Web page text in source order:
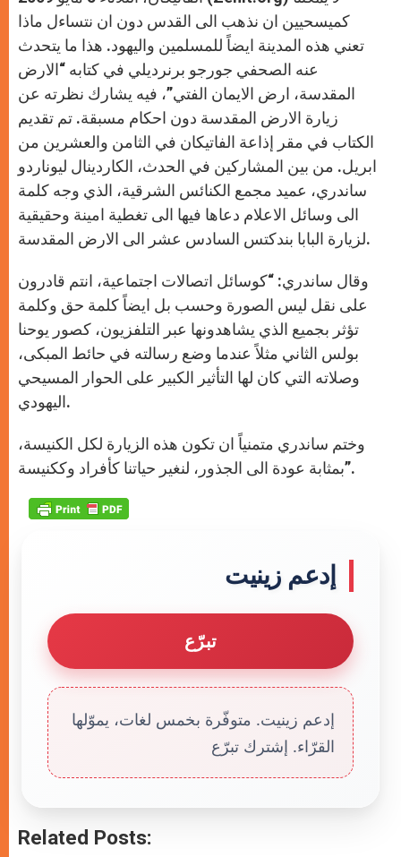
p e
r
k
كميسحيين ان نذهب الى القدس دون ان نتساءل ماذا
تعني هذه المدينة ايضاً للمسلمين واليهود. هذا ما يتحدث
عنه الصحفي جورجو برنرديلي في كتابه “الارض
المقدسة، ارض الايمان الفتي”، فيه يشارك نظرته عن
زيارة الارض المقدسة دون احكام مسبقة. تم تقديم
الكتاب في مقر إذاعة الفاتيكان في الثامن والعشرين من
ابريل. من بين المشاركين في الحدث، الكاردينال ليوناردو
ساندري، عميد مجمع الكنائس الشرقية، الذي وجه كلمة
الى وسائل الاعلام دعاها فيها الى تغطية امينة وحقيقية
لزيارة البابا بندكتس السادس عشر الى الارض المقدسة.
وقال ساندري: “كوسائل اتصالات اجتماعية، انتم قادرون
على نقل ليس الصورة وحسب بل ايضاً كلمة حق وكلمة
تؤثر بجميع الذي يشاهدونها عبر التلفزيون، كصور يوحنا
بولس الثاني مثلاً عندما وضع رسالته في حائط المبكى،
وصلاته التي كان لها التأثير الكبير على الحوار المسيحي
اليهودي.
وختم ساندري متمنياً ان تكون هذه الزيارة لكل الكنيسة،
بمثابة عودة الى الجذور، لنغير حياتنا كأفراد وككنيسة”.
إدعم زينيت
تبرّع
إدعم زينيت. متوفّرة بخمس لغات، يموّلها
القرّاء. إشترك تبرّع
Related Posts: